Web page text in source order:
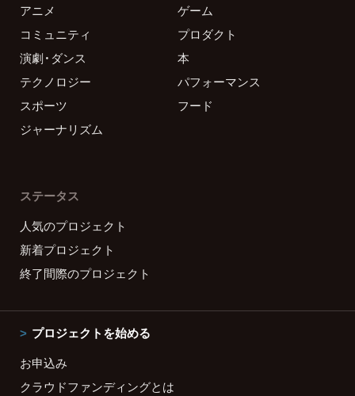
アニメ
ゲーム
コミュニティ
プロダクト
演劇・ダンス
本
テクノロジー
パフォーマンス
スポーツ
フード
ジャーナリズム
ステータス
人気のプロジェクト
新着プロジェクト
終了間際のプロジェクト
プロジェクトを始める
お申込み
クラウドファンディングとは